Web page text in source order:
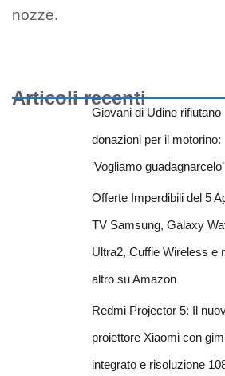
nozze.
Articoli recenti
Giovani di Udine rifiutano
donazioni per il motorino:
‘Vogliamo guadagnarcelo’
Offerte Imperdibili del 5
TV Samsung, Galaxy
Ultra2, Cuffie Wireless e
altro su Amazon
Redmi Projector 5: Il
proiettore Xiaomi con
integrato e risoluzione